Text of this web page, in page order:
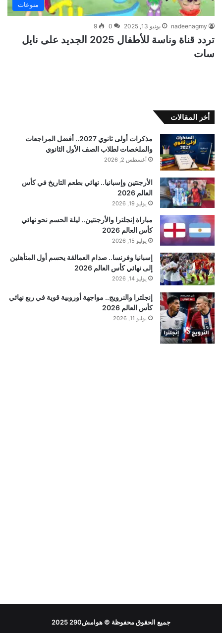
منوعات
nadeenagmy يونيو 13, 2025 0
9
تردد قناة وناسة للأطفال 2025 الجديد على نايل
سات
أخر المقالات
مذكرات أولى ثانوي 2027.. أفضل المراجعات
والملخصات لطلاب الصف الأول الثانوي
أغسطس 2, 2026
الأرجنتين وإسبانيا.. نهائي بطعم التاريخ في كأس
العالم 2026
يوليو 19, 2026
مباراة إنجلترا والأرجنتين.. ليلة الحسم نحو نهائي
كأس العالم 2026
يوليو 15, 2026
إسبانيا وفرنسا.. صدام العمالقة يحسم أول المتأهلين
إلى نهائي كأس العالم 2026
يوليو 14, 2026
إنجلترا والنرويج.. مواجهة أوروبية قوية في ربع نهائي
كأس العالم 2026
يوليو 11, 2026
جميع الحقوق محفوظة © هوامش290